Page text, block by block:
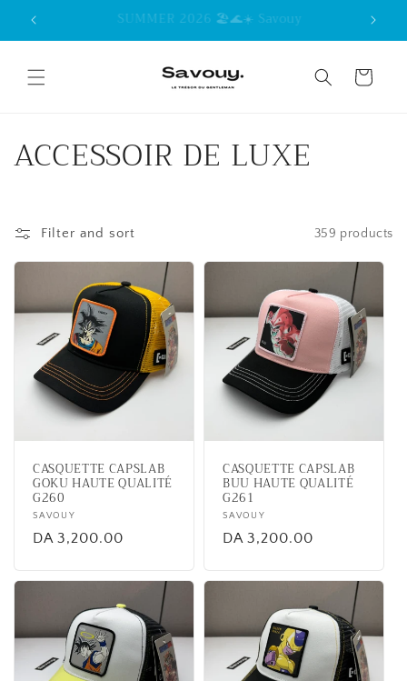
Skip to
content
Garantie de la meilleure Qualité
Cart
C
l
l
e
c
ACCESSOIR DE LUXE
Filter and sort 359 products
CASQUETTE CAPSLAB
GOKU HAUTE QUALITÉ
G260
Vendor:
SAVOUY
Regular
DA 3,200.00
CASQUETTE CAPSLAB
BUU HAUTE QUALITÉ
G261
Vendor:
SAVOUY
Regular
DA 3,200.00